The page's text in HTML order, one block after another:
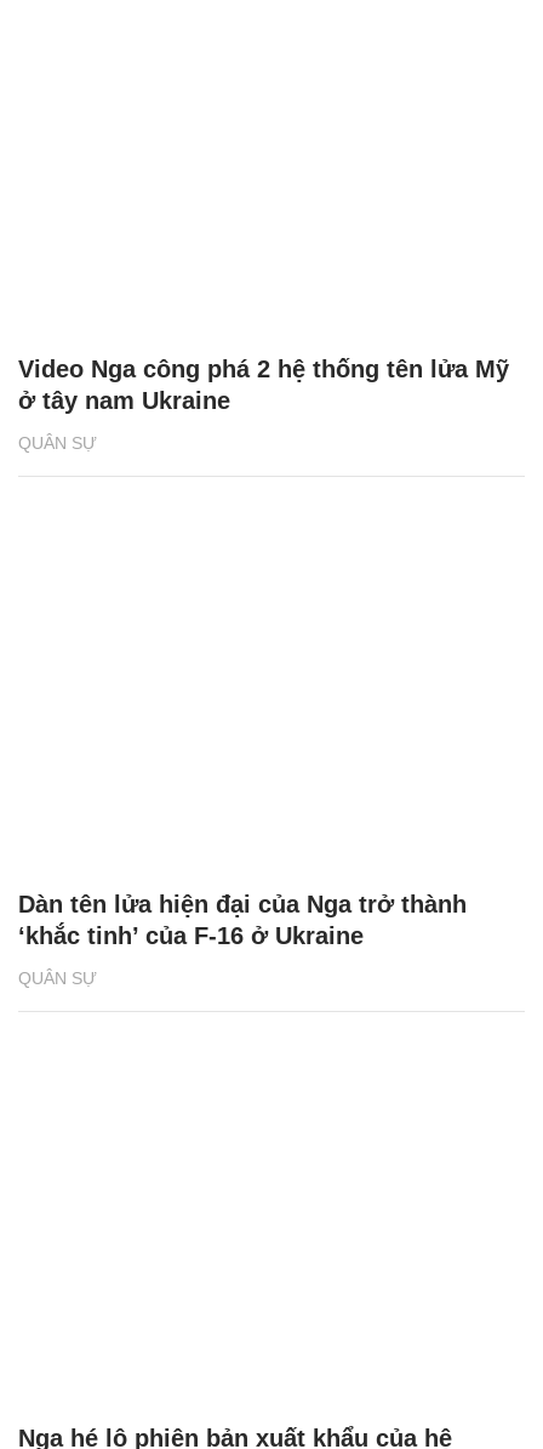
QUÂN SỰ
Video Nga công phá 2 hệ thống tên lửa Mỹ
ở tây nam Ukraine
QUÂN SỰ
Dàn tên lửa hiện đại của Nga trở thành
‘khắc tinh’ của F-16 ở Ukraine
Nga hé lộ phiên bản xuất khẩu của hệ